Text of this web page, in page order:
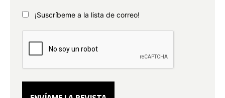
¡Suscríbeme a la lista de correo!